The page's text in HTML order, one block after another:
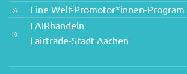
Eine Welt-Promotor*innen-Program
FAIRhandeln
Fairtrade-Stadt Aachen